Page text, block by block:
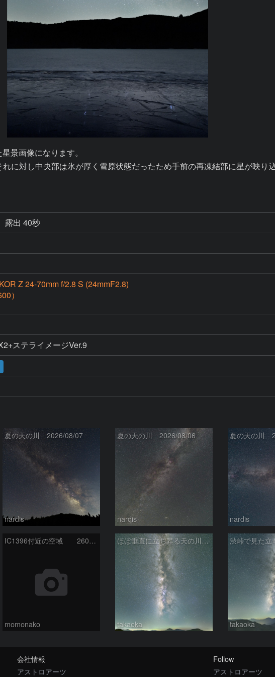
景画像になります。
に対し中央部は氷が厚く雪原状態だったため手前の再凍結部に星が映り
露出 40秒
Z 24-70mm f/2.8 S (24mmF2.8)
）
ステライメージVer.9
夏の天の川 2026/08/07
nardis
夏の天の川 2026/08/06
nardis
夏の天の川
nardis
IC1396付近の空域 260720
momonako
ほぼ垂直に立ち昇る天の川銀河
takaoka takaoka
会社情報
アストロアーツ
Follow
アストロアーツ